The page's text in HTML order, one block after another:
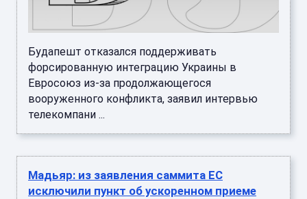
Будапешт отказался поддерживать
форсированную интеграцию Украины в
Евросоюз из-за продолжающегося
вооруженного конфликта, заявил интервью
телекомпани ...
Мадьяр: из заявления саммита ЕС
исключили пункт об ускоренном приеме